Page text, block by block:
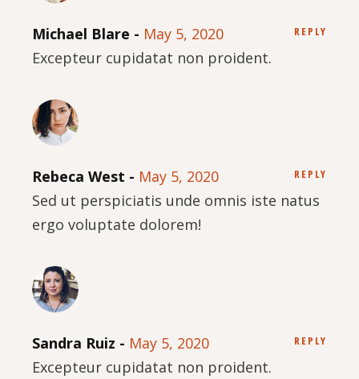
REPLY
Michael Blare
May 5, 2020
Excepteur cupidatat non proident.
REPLY
Rebeca West
May 5, 2020
Sed ut perspiciatis unde omnis iste natus
ergo voluptate dolorem!
REPLY
Sandra Ruiz
May 5, 2020
Excepteur cupidatat non proident.